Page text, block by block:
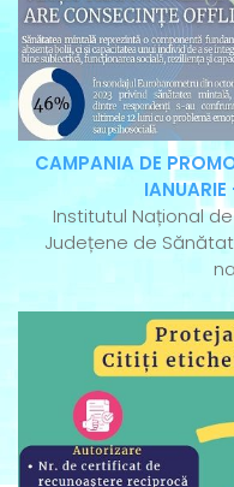
CAMPANIA DE
Institutul Național
Județene de